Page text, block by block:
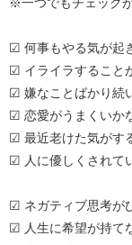
※一つでもチェック
☑ 何事もやる気が起
☑ イライラすること
☑ 嫌なことばかり続
☑ 恋愛がうまくいか
☑ 最近老けた気がす
☑ 人に優しくされて
☑ ネガティブ思考が
☑ 人生に希望が持て